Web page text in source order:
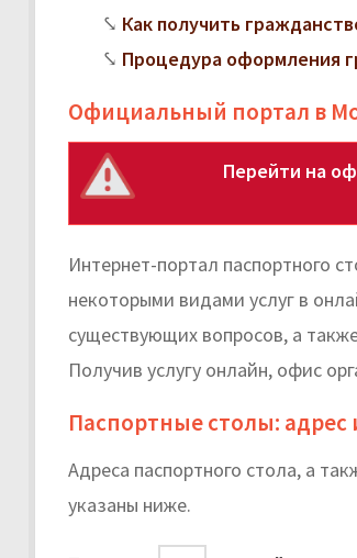
Как получить
Процедура оформления
Официальный портал в
Перейти на
Интернет-портал паспортного
некоторыми видами услуг в
существующих вопросов, а
Получив услугу онлайн, офис
Паспортные столы:
Адреса паспортного стола, а
указаны ниже.